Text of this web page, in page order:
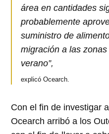
área en cantidades
probablemente
suministro de
migración a las
verano”,
explicó Ocearch.
Con el fin de investigar
Ocearch arribó a los